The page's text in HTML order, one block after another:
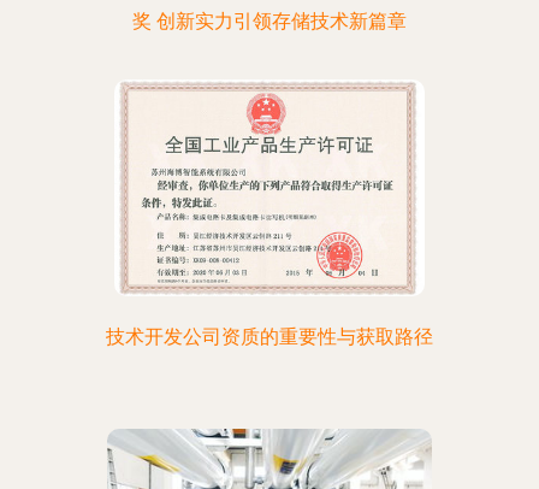
奖 创新实力引领存储技术新篇章
技术开发公司资质的重要性与获取路径